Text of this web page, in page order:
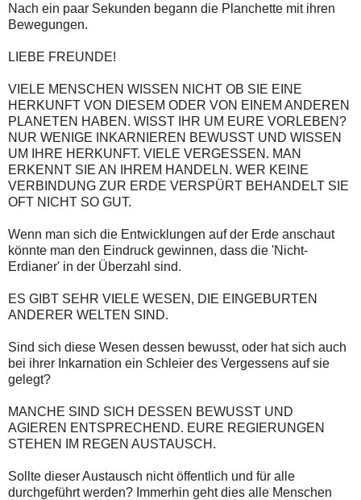
Nach ein paar Sekunden begann die Planchette mit ihren
Bewegungen.
LIEBE FREUNDE!
VIELE MENSCHEN WISSEN NICHT OB SIE EINE
HERKUNFT VON DIESEM ODER VON EINEM ANDEREN
PLANETEN HABEN. WISST IHR UM EURE VORLEBEN?
NUR WENIGE INKARNIEREN BEWUSST UND WISSEN
UM IHRE HERKUNFT. VIELE VERGESSEN. MAN
ERKENNT SIE AN IHREM HANDELN. WER KEINE
VERBINDUNG ZUR ERDE VERSPÜRT BEHANDELT SIE
OFT NICHT SO GUT.
Wenn man sich die Entwicklungen auf der Erde anschaut
könnte man den Eindruck gewinnen, dass die 'Nicht-
Erdianer' in der Überzahl sind.
ES GIBT SEHR VIELE WESEN, DIE EINGEBURTEN
ANDERER WELTEN SIND.
Sind sich diese Wesen dessen bewusst, oder hat sich auch
bei ihrer Inkarnation ein Schleier des Vergessens auf sie
gelegt?
MANCHE SIND SICH DESSEN BEWUSST UND
AGIEREN ENTSPRECHEND. EURE REGIERUNGEN
STEHEN IM REGEN AUSTAUSCH.
Sollte dieser Austausch nicht öffentlich und für alle
durchgeführt werden? Immerhin geht dies alle Menschen